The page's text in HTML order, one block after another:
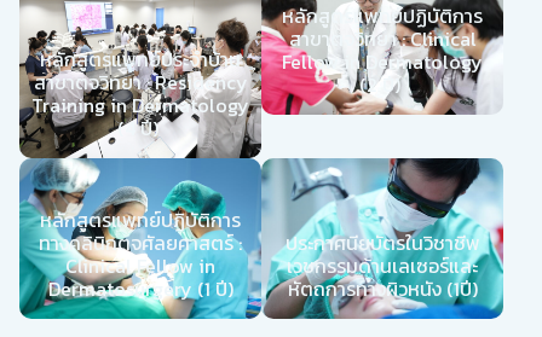
หลักสูตรแพทย์ประจำบ้าน
สาขาตจวิทยา : Residency
Training in Dermatology
(4 ปี)
หลักสูตรแพทย์ปฏิบัติการ
สาขาตจวิทยา : Clinical
Fellow in Dermatology
(2 ปี)
หลักสูตรแพทย์ปฏิบัติการ
ทางคลินิกตจศัลยศาสตร์ :
Clinical Fellow in
Dermatosurgery (1 ปี)
ประกาศนียบัตรในวิชาชีพ
เวชกรรมด้านเลเซอร์และ
หัตถการทางผิวหนัง (1ปี)